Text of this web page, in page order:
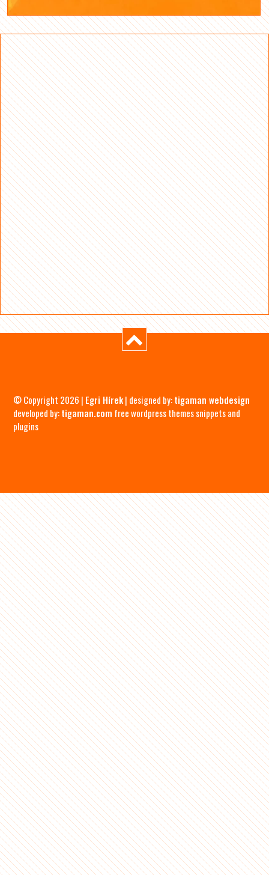
© Copyright 2026 | Egri Hírek| designed by:tigaman webdesign
developed by:tigaman.com free wordpress themes snippets and
plugins